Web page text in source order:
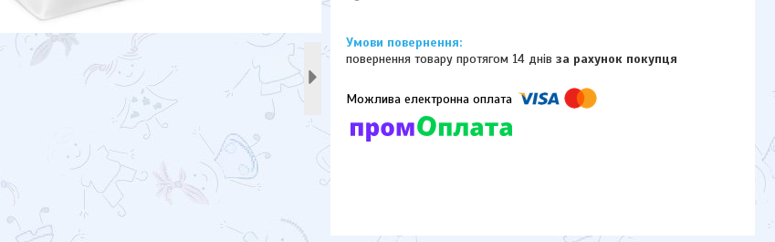
повернення товару протягом 14 днівза рахунок покупця